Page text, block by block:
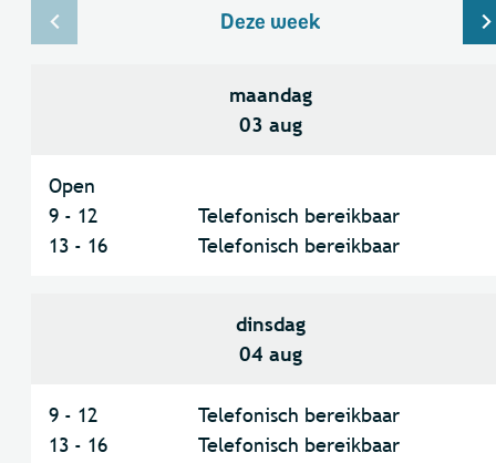
Deze week
Bekijk openingsuren van de week hiervoor
maandag
03 aug
Open
9 - 12
Telefonisch bereikbaar
13 - 16 Telefonisch bereikbaar
dinsdag
04 aug
9 - 12
Telefonisch bereikbaar
13 - 16 Telefonisch bereikbaar